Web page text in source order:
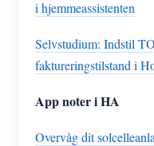
i hjemmeassistenten
Selvstudium: Indstil
faktureringstilstand i
App noter i HA
Overvåg dit